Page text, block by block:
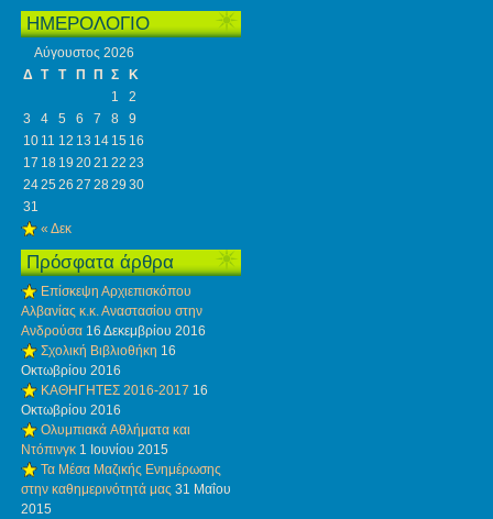
ΗΜΕΡΟΛΟΓΙΟ
Αύγουστος 2026
Δ Τ Τ Π Π Σ
Κ
1
2
3
4 5 6 7 8
9
10 11 12 13 14 15 16
17 18 192021 22 23
242526 27 282930
31
« Δεκ
Πρόσφατα άρθρα
Eπίσκεψη Αρχιεπισκόπου
Αλβανίας κ.κ. Αναστασίου στην
Ανδρούσα 16 Δεκεμβρίου 2016
Σχολική Βιβλιοθήκη 16
Οκτωβρίου 2016
ΚΑΘΗΓΗΤΕΣ 2016-2017 16
Οκτωβρίου 2016
Ολυμπιακά Aθλήματα και
Nτόπινγκ 1 Ιουνίου 2015
Τα Μέσα Mαζικής Eνημέρωσης
στην καθημερινότητά μας 31 Μαΐου
2015